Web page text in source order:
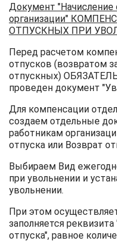
Документ "Начисление
организации"
ОТПУСКНЫХ ПРИ
Перед расчетом
отпусков (возвратом
отпускных)
проведен документ
Для компенсации
создаем отдельные
работникам
отпуска или Возврат
Выбираем Вид
при увольнении и
увольнении.
При этом
заполняется
отпуска", равное